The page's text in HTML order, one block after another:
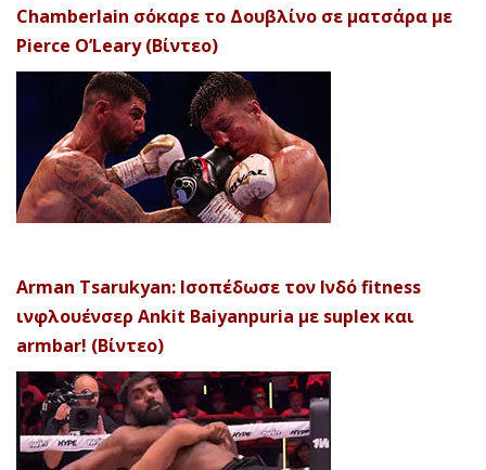
Chamberlain σόκαρε το Δουβλίνο σε ματσάρα με
Pierce O’Leary (Βίντεο)
Arman Tsarukyan: Ισοπέδωσε τον Ινδό fitness
ινφλουένσερ Ankit Baiyanpuria με suplex και
armbar! (Βίντεο)